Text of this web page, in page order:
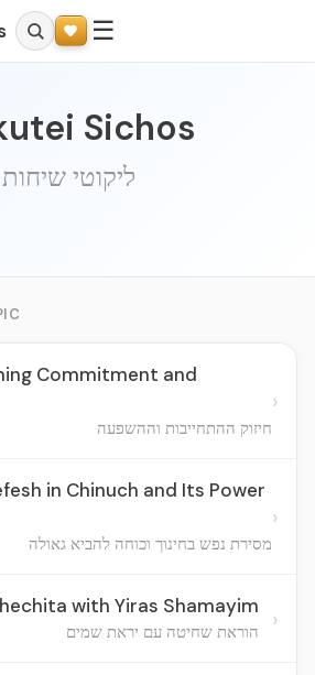
☰
Sichos
ליקוטי שיחות
Commitment and
חיזוק ההתחייבות וההשפעה
›
in Chinuch and Its Power
מסירת נפש בחינוך וכוחה להביא גאולה
›
with Yiras Shamayim
הוראת שחיטה עם יראת שמים ›